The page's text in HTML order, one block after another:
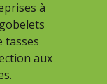
à
tasses
aux